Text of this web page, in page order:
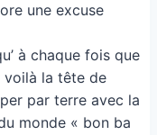
une excuse
à chaque fois que
la tête de
par terre avec la
monde « bon ba